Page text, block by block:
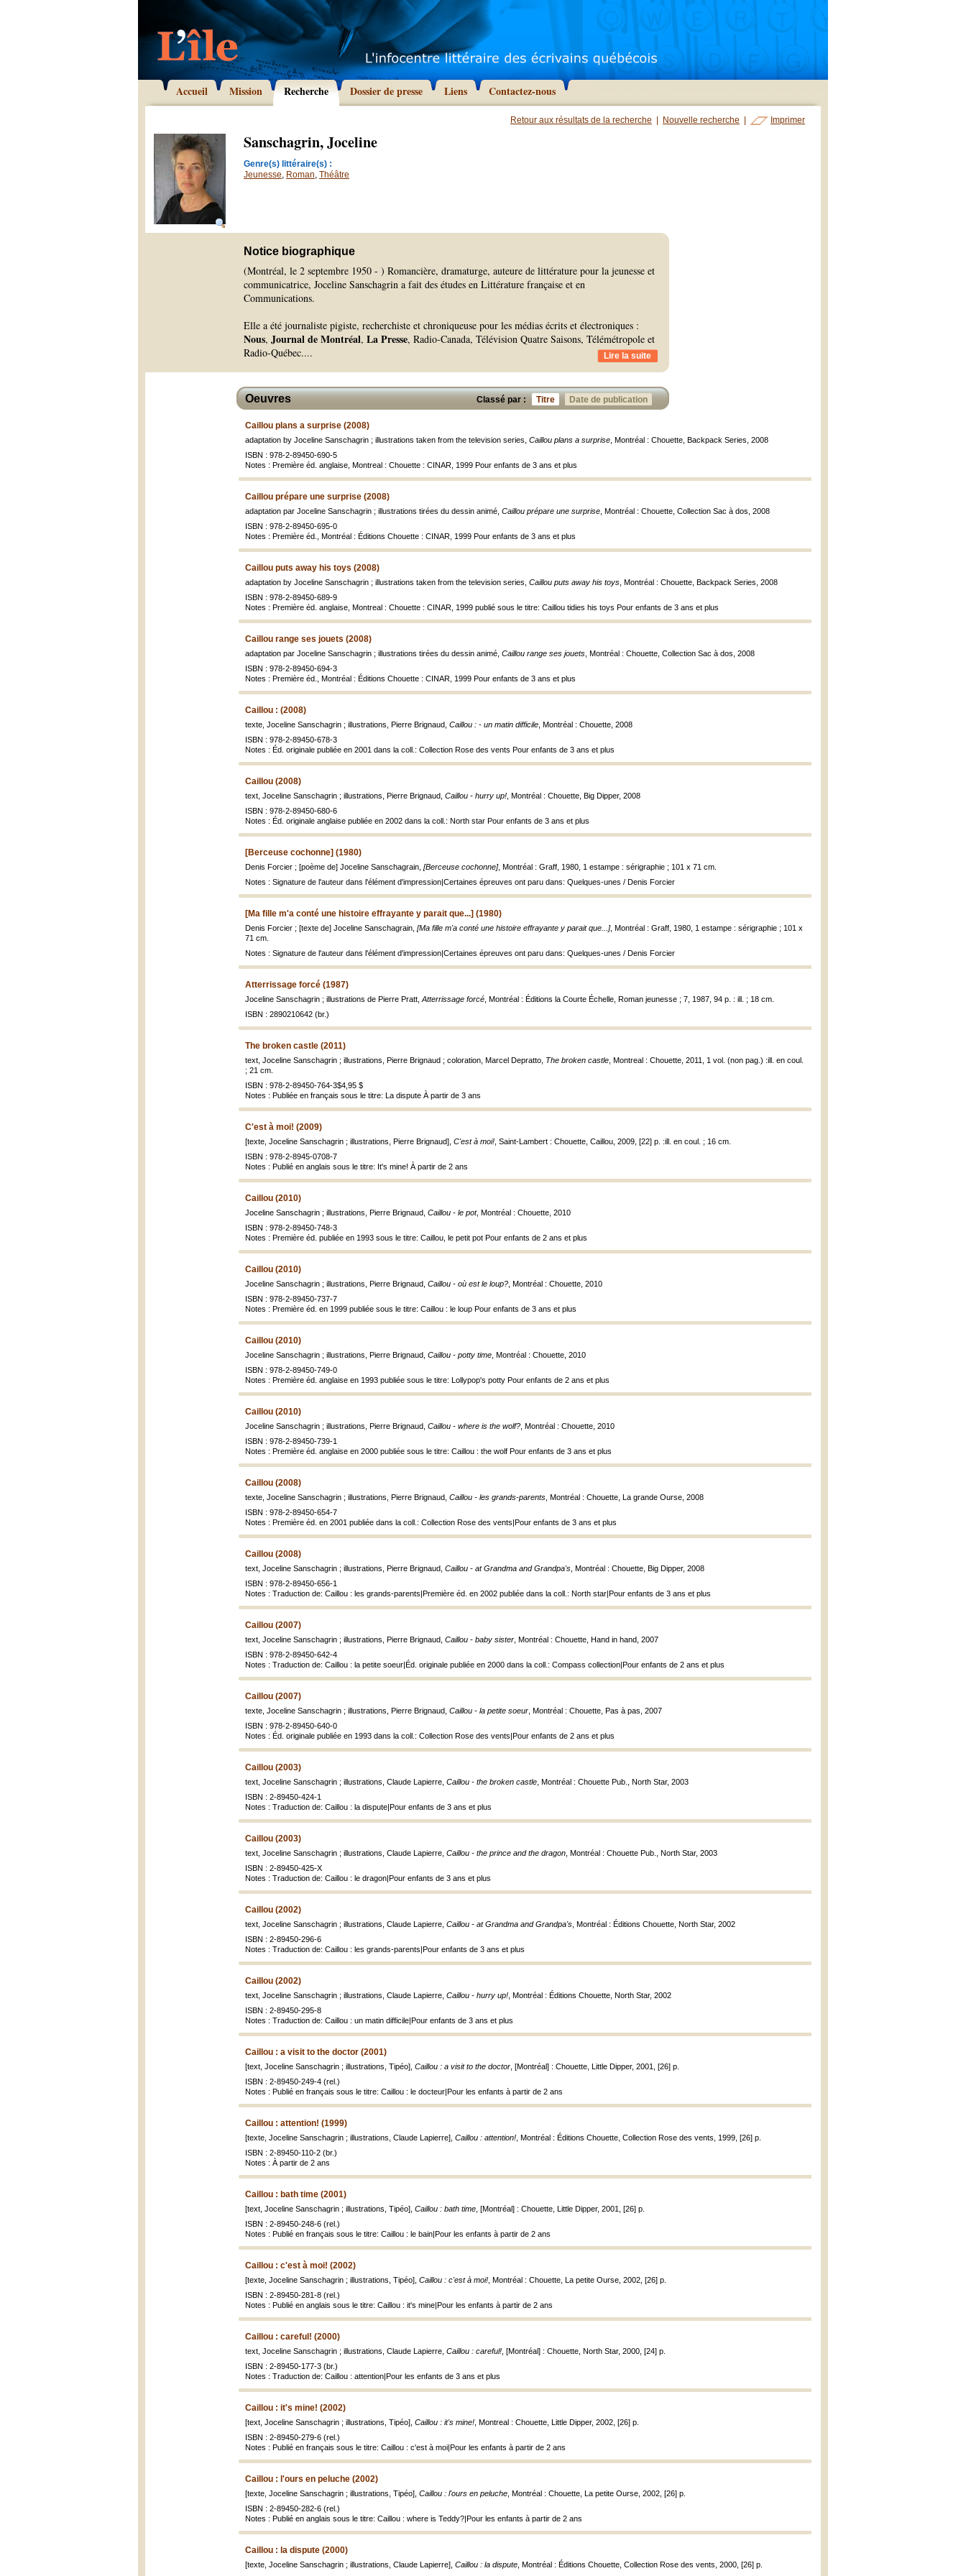
Accueil Mission Recherche Dossier de presse Liens Contactez-nous
Retour aux résultats de la recherche Nouvelle recherche Imprimer
Sanschagrin, Joceline
Genre(s) littéraire(s) :
Jeunesse, Roman, Théâtre
Notice biographique
(Montréal, le 2 septembre 1950 - ) Romancière, dramaturge, auteure de littérature pour la jeunesse et
communicatrice, Joceline Sanschagrin a fait des études en Littérature française et en
Communications.
Elle a été journaliste pigiste, recherchiste et chroniqueuse pour les médias écrits et électroniques :
Nous, Journal de Montréal, La Presse, Radio-Canada, Télévision Quatre Saisons, Télémétropole et
Radio-Québec.... Lire la suite
Classé par : Titre Date de publication
Oeuvres
Caillou plans a surprise (2008)
adaptation by Joceline Sanschagrin ; illustrations taken from the television series, Caillou plans a surprise , Montréal : Chouette, Backpack Series, 2008
ISBN : 978-2-89450-690-5
Notes : Première éd. anglaise, Montreal : Chouette : CINAR, 1999 Pour enfants de 3 ans et plus
Caillou prépare une surprise (2008)
adaptation par Joceline Sanschagrin ; illustrations tirées du dessin animé, Caillou prépare une surprise , Montréal : Chouette, Collection Sac à dos, 2008
ISBN : 978-2-89450-695-0
Notes : Première éd., Montréal : Éditions Chouette : CINAR, 1999 Pour enfants de 3 ans et plus
Caillou puts away his toys (2008)
adaptation by Joceline Sanschagrin ; illustrations taken from the television series, Caillou puts away his toys , Montréal : Chouette, Backpack Series, 2008
ISBN : 978-2-89450-689-9
Notes : Première éd. anglaise, Montreal : Chouette : CINAR, 1999 publié sous le titre: Caillou tidies his toys Pour enfants de 3 ans et plus
Caillou range ses jouets (2008)
adaptation par Joceline Sanschagrin ; illustrations tirées du dessin animé, Caillou range ses jouets , Montréal : Chouette, Collection Sac à dos, 2008
ISBN : 978-2-89450-694-3
Notes : Première éd., Montréal : Éditions Chouette : CINAR, 1999 Pour enfants de 3 ans et plus
Caillou : (2008)
texte, Joceline Sanschagrin ; illustrations, Pierre Brignaud, Caillou : - un matin difficile , Montréal : Chouette, 2008
ISBN : 978-2-89450-678-3
Notes : Éd. originale publiée en 2001 dans la coll.: Collection Rose des vents Pour enfants de 3 ans et plus
Caillou (2008)
text, Joceline Sanschagrin ; illustrations, Pierre Brignaud, Caillou - hurry up! , Montréal : Chouette, Big Dipper, 2008
ISBN : 978-2-89450-680-6
Notes : Éd. originale anglaise publiée en 2002 dans la coll.: North star Pour enfants de 3 ans et plus
[Berceuse cochonne] (1980)
Denis Forcier ; [poème de] Joceline Sanschagrain, [Berceuse cochonne], Montréal : Graff, 1980, 1 estampe : sérigraphie ; 101 x 71 cm.
Notes : Signature de l'auteur dans l'élément d'impression|Certaines épreuves ont paru dans: Quelques-unes / Denis Forcier
[Ma fille m'a conté une histoire effrayante y parait que...] (1980)
Denis Forcier ; [texte de] Joceline Sanschagrain, [Ma fille m'a conté une histoire effrayante y parait que...], Montréal : Graff, 1980, 1 estampe : sérigraphie ; 101 x
71 cm.
Notes : Signature de l'auteur dans l'élément d'impression|Certaines épreuves ont paru dans: Quelques-unes / Denis Forcier
Atterrissage forcé (1987)
Joceline Sanschagrin ; illustrations de Pierre Pratt, Atterrissage forcé , Montréal : Éditions la Courte Échelle, Roman jeunesse ; 7, 1987, 94 p. : ill. ; 18 cm.
ISBN : 2890210642 (br.)
The broken castle (2011)
text, Joceline Sanschagrin ; illustrations, Pierre Brignaud ; coloration, Marcel Depratto, The broken castle , Montreal : Chouette, 2011, 1 vol. (non pag.) :ill. en coul.
; 21 cm.
ISBN : 978-2-89450-764-3$4,95 $
Notes : Publiée en français sous le titre: La dispute À partir de 3 ans
C'est à moi! (2009)
[texte, Joceline Sanschagrin ; illustrations, Pierre Brignaud], C'est à moi! , Saint-Lambert : Chouette, Caillou, 2009, [22] p. :ill. en coul. ; 16 cm.
ISBN : 978-2-8945-0708-7
Notes : Publié en anglais sous le titre: It's mine! À partir de 2 ans
Caillou (2010)
Joceline Sanschagrin ; illustrations, Pierre Brignaud, Caillou - le pot, Montréal : Chouette, 2010
ISBN : 978-2-89450-748-3
Notes : Première éd. publiée en 1993 sous le titre: Caillou, le petit pot Pour enfants de 2 ans et plus
Caillou (2010)
Joceline Sanschagrin ; illustrations, Pierre Brignaud, Caillou - où est le loup? , Montréal : Chouette, 2010
ISBN : 978-2-89450-737-7
Notes : Première éd. en 1999 publiée sous le titre: Caillou : le loup Pour enfants de 3 ans et plus
Caillou (2010)
Joceline Sanschagrin ; illustrations, Pierre Brignaud, Caillou - potty time , Montréal : Chouette, 2010
ISBN : 978-2-89450-749-0
Notes : Première éd. anglaise en 1993 publiée sous le titre: Lollypop's potty Pour enfants de 2 ans et plus
Caillou (2010)
Joceline Sanschagrin ; illustrations, Pierre Brignaud, Caillou - where is the wolf? , Montréal : Chouette, 2010
ISBN : 978-2-89450-739-1
Notes : Première éd. anglaise en 2000 publiée sous le titre: Caillou : the wolf Pour enfants de 3 ans et plus
Caillou (2008)
texte, Joceline Sanschagrin ; illustrations, Pierre Brignaud, Caillou - les grands-parents , Montréal : Chouette, La grande Ourse, 2008
ISBN : 978-2-89450-654-7
Notes : Première éd. en 2001 publiée dans la coll.: Collection Rose des vents|Pour enfants de 3 ans et plus
Caillou (2008)
text, Joceline Sanschagrin ; illustrations, Pierre Brignaud, Caillou - at Grandma and Grandpa's , Montréal : Chouette, Big Dipper, 2008
ISBN : 978-2-89450-656-1
Notes : Traduction de: Caillou : les grands-parents|Première éd. en 2002 publiée dans la coll.: North star|Pour enfants de 3 ans et plus
Caillou (2007)
text, Joceline Sanschagrin ; illustrations, Pierre Brignaud, Caillou - baby sister , Montréal : Chouette, Hand in hand, 2007
ISBN : 978-2-89450-642-4
Notes : Traduction de: Caillou : la petite soeur|Éd. originale publiée en 2000 dans la coll.: Compass collection|Pour enfants de 2 ans et plus
Caillou (2007)
texte, Joceline Sanschagrin ; illustrations, Pierre Brignaud, Caillou - la petite soeur , Montréal : Chouette, Pas à pas, 2007
ISBN : 978-2-89450-640-0
Notes : Éd. originale publiée en 1993 dans la coll.: Collection Rose des vents|Pour enfants de 2 ans et plus
Caillou (2003)
text, Joceline Sanschagrin ; illustrations, Claude Lapierre, Caillou - the broken castle , Montréal : Chouette Pub., North Star, 2003
ISBN : 2-89450-424-1
Notes : Traduction de: Caillou : la dispute|Pour enfants de 3 ans et plus
Caillou (2003)
text, Joceline Sanschagrin ; illustrations, Claude Lapierre, Caillou - the prince and the dragon , Montréal : Chouette Pub., North Star, 2003
ISBN : 2-89450-425-X
Notes : Traduction de: Caillou : le dragon|Pour enfants de 3 ans et plus
Caillou (2002)
text, Joceline Sanschagrin ; illustrations, Claude Lapierre, Caillou - at Grandma and Grandpa's , Montréal : Éditions Chouette, North Star, 2002
ISBN : 2-89450-296-6
Notes : Traduction de: Caillou : les grands-parents|Pour enfants de 3 ans et plus
Caillou (2002)
text, Joceline Sanschagrin ; illustrations, Claude Lapierre, Caillou - hurry up! , Montréal : Éditions Chouette, North Star, 2002
ISBN : 2-89450-295-8
Notes : Traduction de: Caillou : un matin difficile|Pour enfants de 3 ans et plus
Caillou : a visit to the doctor (2001)
[text, Joceline Sanschagrin ; illustrations, Tipéo], Caillou : a visit to the doctor , [Montréal] : Chouette, Little Dipper, 2001, [26] p.
ISBN : 2-89450-249-4 (rel.)
Notes : Publié en français sous le titre: Caillou : le docteur|Pour les enfants à partir de 2 ans
Caillou : attention! (1999)
[texte, Joceline Sanschagrin ; illustrations, Claude Lapierre], Caillou : attention! , Montréal : Éditions Chouette, Collection Rose des vents, 1999, [26] p.
ISBN : 2-89450-110-2 (br.)
Notes : À partir de 2 ans
Caillou : bath time (2001)
[text, Joceline Sanschagrin ; illustrations, Tipéo], Caillou : bath time , [Montréal] : Chouette, Little Dipper, 2001, [26] p.
ISBN : 2-89450-248-6 (rel.)
Notes : Publié en français sous le titre: Caillou : le bain|Pour les enfants à partir de 2 ans
Caillou : c'est à moi! (2002)
[texte, Joceline Sanschagrin ; illustrations, Tipéo], Caillou : c'est à moi! , Montréal : Chouette, La petite Ourse, 2002, [26] p.
ISBN : 2-89450-281-8 (rel.)
Notes : Publié en anglais sous le titre: Caillou : it's mine|Pour les enfants à partir de 2 ans
Caillou : careful! (2000)
text, Joceline Sanschagrin ; illustrations, Claude Lapierre, Caillou : careful! , [Montréal] : Chouette, North Star, 2000, [24] p.
ISBN : 2-89450-177-3 (br.)
Notes : Traduction de: Caillou : attention|Pour les enfants de 3 ans et plus
Caillou : it's mine! (2002)
[text, Joceline Sanschagrin ; illustrations, Tipéo], Caillou : it's mine! , Montreal : Chouette, Little Dipper, 2002, [26] p.
ISBN : 2-89450-279-6 (rel.)
Notes : Publié en français sous le titre: Caillou : c'est à moi|Pour les enfants à partir de 2 ans
Caillou : l'ours en peluche (2002)
[texte, Joceline Sanschagrin ; illustrations, Tipéo], Caillou : l'ours en peluche , Montréal : Chouette, La petite Ourse, 2002, [26] p.
ISBN : 2-89450-282-6 (rel.)
Notes : Publié en anglais sous le titre: Caillou : where is Teddy?|Pour les enfants à partir de 2 ans
Caillou : la dispute (2000)
[texte, Joceline Sanschagrin ; illustrations, Claude Lapierre], Caillou : la dispute , Montréal : Éditions Chouette, Collection Rose des vents, 2000, [26] p.